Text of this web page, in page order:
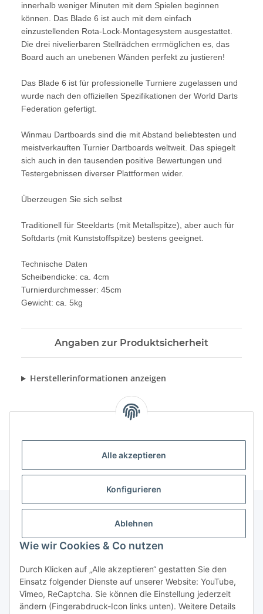
Alle akzeptieren
Konfigurieren
Ablehnen
Wie wir Cookies & Co nutzen
Durch Klicken auf „Alle akzeptieren“ gestatten Sie den
Einsatz folgender Dienste auf unserer Website: YouTube,
Vimeo, ReCaptcha. Sie können die Einstellung jederzeit
ändern (Fingerabdruck-Icon links unten). Weitere Details
innerhalb weniger Minuten mit dem Spielen beginnen
können. Das Blade 6 ist auch mit dem einfach
einzustellenden Rota-Lock-Montagesystem ausgestattet.
Die drei nivelierbaren Stellrädchen errmöglichen es, das
Board auch an unebenen Wänden perfekt zu justieren!
Das Blade 6 ist für professionelle Turniere zugelassen und
wurde nach den offiziellen Spezifikationen der World Darts
Federation gefertigt.
Winmau Dartboards sind die mit Abstand beliebtesten und
meistverkauften Turnier Dartboards weltweit. Das spiegelt
sich auch in den tausenden positive Bewertungen und
Testergebnissen diverser Plattformen wider.
Überzeugen Sie sich selbst
Traditionell für Steeldarts (mit Metallspitze), aber auch für
Softdarts (mit Kunststoffspitze) bestens geeignet.
Technische Daten
Scheibendicke: ca. 4cm
Turnierdurchmesser: 45cm
Gewicht: ca. 5kg
Angaben zur Produktsicherheit
Herstellerinformationen anzeigen
Gesetzliche Informationen